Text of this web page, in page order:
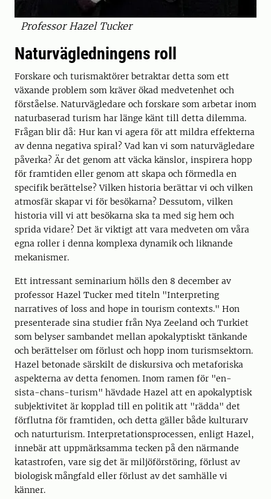
Professor Hazel Tucker
Naturvägledningens roll
Forskare och turismaktörer betraktar detta som ett
växande problem som kräver ökad medvetenhet och
förståelse. Naturvägledare och forskare som arbetar inom
naturbaserad turism har länge känt till detta dilemma.
Frågan blir då: Hur kan vi agera för att mildra effekterna
av denna negativa spiral? Vad kan vi som naturvägledare
påverka? Är det genom att väcka känslor, inspirera hopp
för framtiden eller genom att skapa och förmedla en
specifik berättelse? Vilken historia berättar vi och vilken
atmosfär skapar vi för besökarna? Dessutom, vilken
historia vill vi att besökarna ska ta med sig hem och
sprida vidare? Det är viktigt att vara medveten om våra
egna roller i denna komplexa dynamik och liknande
mekanismer.
Ett intressant seminarium hölls den 8 december av
professor Hazel Tucker med titeln "Interpreting
narratives of loss and hope in tourism contexts." Hon
presenterade sina studier från Nya Zeeland och Turkiet
som belyser sambandet mellan apokalyptiskt tänkande
och berättelser om förlust och hopp inom turismsektorn.
Hazel betonade särskilt de diskursiva och metaforiska
aspekterna av detta fenomen. Inom ramen för "en-
sista-chans-turism" hävdade Hazel att en apokalyptisk
subjektivitet är kopplad till en politik att "rädda" det
förflutna för framtiden, och detta gäller både kulturarv
och naturturism. Interpretationsprocessen, enligt Hazel,
innebär att uppmärksamma tecken på den närmande
katastrofen, vare sig det är miljöförstöring, förlust av
biologisk mångfald eller förlust av det samhälle vi
känner.